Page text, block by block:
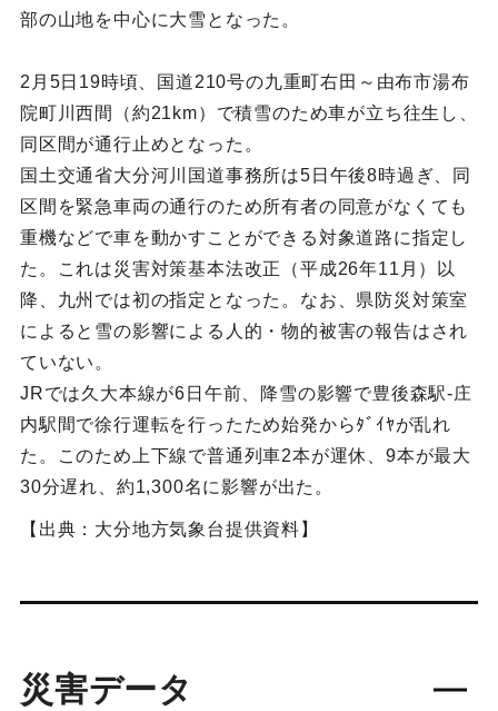
部の山地を中心に大雪となった。
2月5日19時頃、国道210号の九重町右田～由布市湯布
院町川西間（約21km）で積雪のため車が立ち往生し、
同区間が通行止めとなった。
国土交通省大分河川国道事務所は5日午後8時過ぎ、同
区間を緊急車両の通行のため所有者の同意がなくても
重機などで車を動かすことができる対象道路に指定し
た。これは災害対策基本法改正（平成26年11月）以
降、九州では初の指定となった。なお、県防災対策室
によると雪の影響による人的・物的被害の報告はされ
ていない。
JRでは久大本線が6日午前、降雪の影響で豊後森駅-庄
内駅間で徐行運転を行ったため始発からﾀﾞｲﾔが乱れ
た。このため上下線で普通列車2本が運休、9本が最大
30分遅れ、約1,300名に影響が出た。
【出典：大分地方気象台提供資料】
災害データ